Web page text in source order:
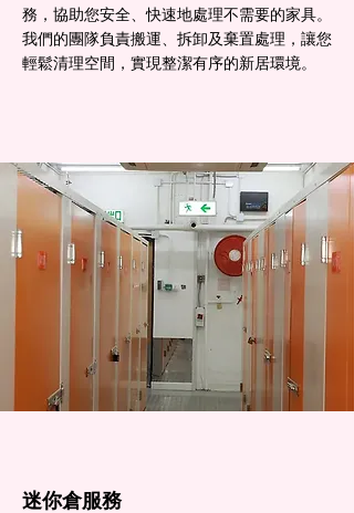
務，協助您安全、快速地處理不需要的家具。
我們的團隊負責搬運、拆卸及棄置處理，讓您
輕鬆清理空間，實現整潔有序的新居環境。
迷你倉服務